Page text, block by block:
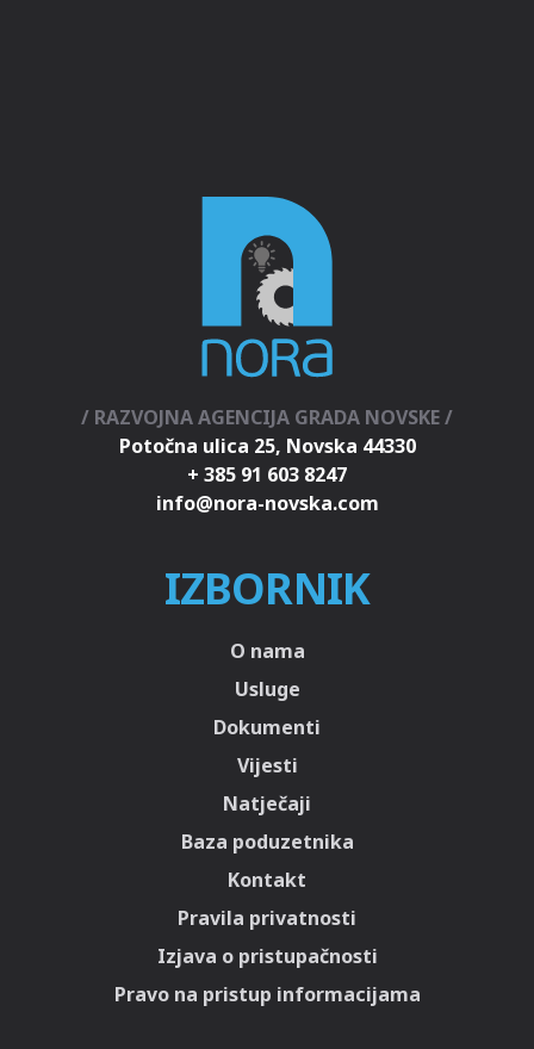
/ RAZVOJNA AGENCIJA GRADA NOVSKE /
Potočna ulica 25, Novska 44330
+ 385 91 603 8247
IZBORNIK
O nama
Usluge
Dokumenti
Vijesti
Natječaji
Baza poduzetnika
Kontakt
Pravila privatnosti
Izjava o pristupačnosti
Pravo na pristup informacijama